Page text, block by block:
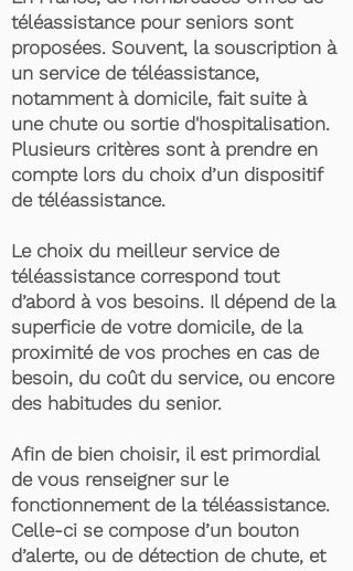
téléassistance pour seniors sont
proposées. Souvent, la souscription à
un service de téléassistance,
notamment à domicile, fait suite à
une chute ou sortie d'hospitalisation.
Plusieurs critères sont à prendre en
compte lors du choix d’un dispositif
de téléassistance.
Le choix du meilleur service de
téléassistance correspond tout
d’abord à vos besoins. Il dépend de la
superficie de votre domicile, de la
proximité de vos proches en cas de
besoin, du coût du service, ou encore
des habitudes du senior.
Afin de bien choisir, il est primordial
de vous renseigner sur le
fonctionnement de la téléassistance.
Celle-ci se compose d’un bouton
d’alerte, ou de détection de chute, et